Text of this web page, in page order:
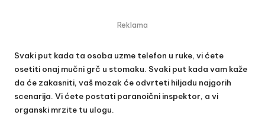
Reklama
Svaki put kada ta osoba uzme telefon u ruke, vi ćete
osetiti onaj mučni grč u stomaku. Svaki put kada vam kaže
da će zakasniti, vaš mozak će odvrteti hiljadu najgorih
scenarija. Vi ćete postati paranoični inspektor, a vi
organski mrzite tu ulogu.